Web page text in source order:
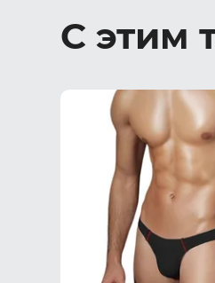
С этим